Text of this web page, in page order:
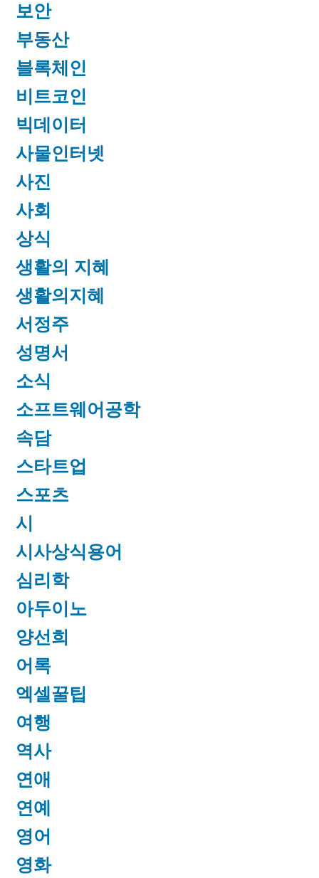
보안
부동산
블록체인
비트코인
빅데이터
사물인터넷
사진
사회
상식
생활의 지혜
생활의지혜
서정주
성명서
소식
소프트웨어공학
속담
스타트업
스포츠
시
시사상식용어
심리학
아두이노
양선희
어록
엑셀꿀팁
여행
역사
연애
연예
영어
영화